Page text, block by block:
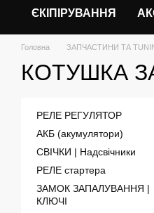
ЄКІПІРУВАННЯ
Головна ЗАПЧАСТИНИ ТА
КОТУШКА
РЕЛЕ РЕГУЛЯТОР
АКБ (акумулятори)
СВІЧКИ | Надсвічники
РЕЛЕ стартера
ЗАМОК ЗАПАЛУВАННЯ |
КЛЮЧІ